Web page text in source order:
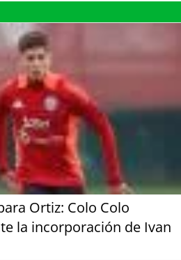
Ortiz: Colo Colo
la incorporación de Ivan